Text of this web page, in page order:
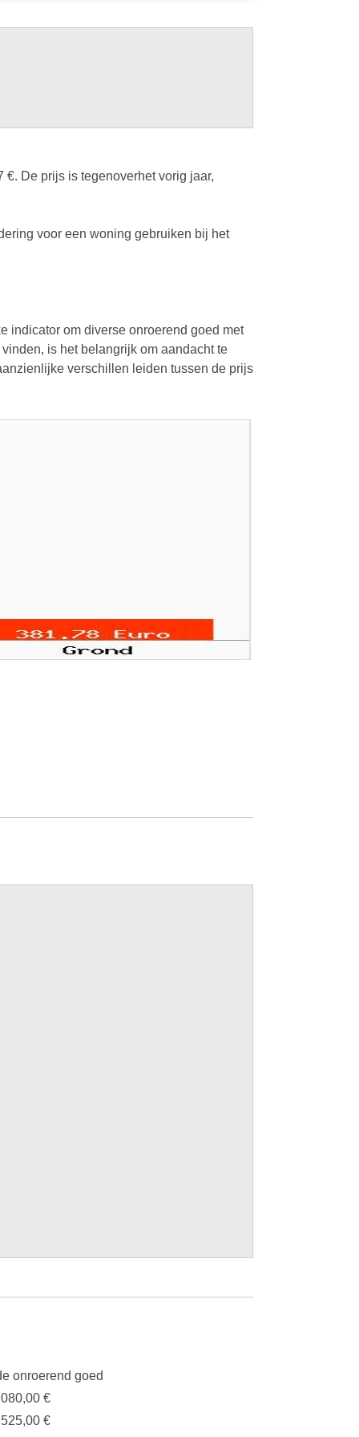
De prijs is tegenoverhet vorig jaar,
voor een woning gebruiken bij het
indicator om diverse onroerend goed met
is het belangrijk om aandacht te
verschillen leiden tussen de prijs
onroerend goed
€
€